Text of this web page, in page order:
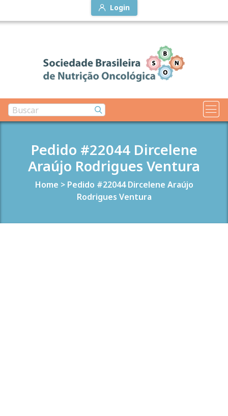
Login
Pedido #22044 Dircelene
Araújo Rodrigues Ventura
Home > Pedido #22044 Dircelene Araújo
Rodrigues Ventura